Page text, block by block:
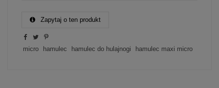
Zapytaj o ten produkt
micro hamulec hamulec do hulajnogi hamulec maxi micro